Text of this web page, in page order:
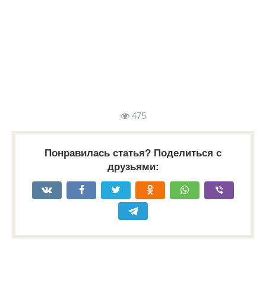
475
Понравилась статья? Поделиться с
друзьями: